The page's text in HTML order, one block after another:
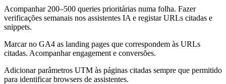
Acompanhar 200–500 queries prioritárias numa folha. Fazer
verificações semanais nos assistentes IA e registar URLs citadas e
snippets.
Marcar no GA4 as landing pages que correspondem às URLs
citadas. Acompanhar engagement e conversões.
Adicionar parâmetros UTM às páginas citadas sempre que permitido
para identificar browsers de assistentes.